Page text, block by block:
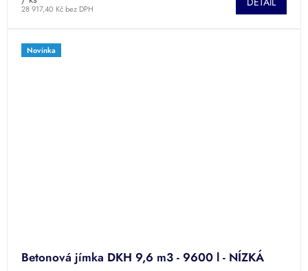
z
28 917,40 Kč bez DPH
Novinka
Betonová jímka DKH 9,6 m3 - 9600 l - NÍZKÁ